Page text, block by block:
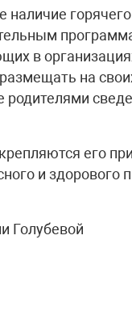
наличие
в
на
его
и здорового
Голубевой